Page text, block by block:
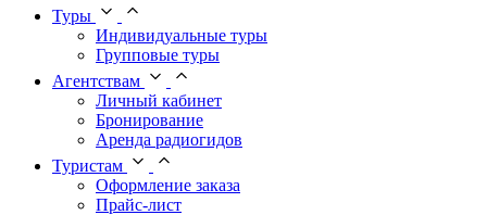
Туры
Индивидуальные туры
Групповые туры
Агентствам
Личный кабинет
Бронирование
Аренда радиогидов
Туристам
Оформление заказа
Прайс-лист